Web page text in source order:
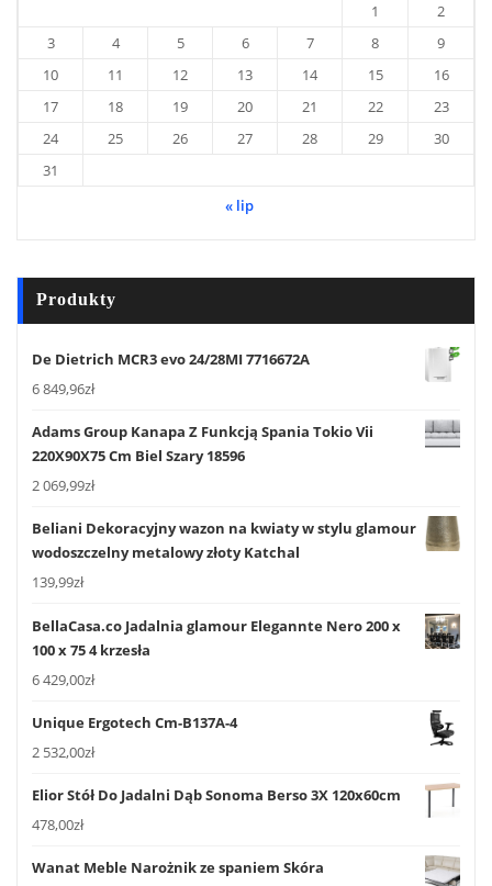
1
2
3
4 5 6 7 8
9
10
11 12 13 14 15
16
17
18 19 20 21 22
23
24
25 26 27 28 29
30
31
« lip
Produkty
De Dietrich MCR3 evo 24/28MI 7716672A
6 849,96zł
Adams Group Kanapa Z Funkcją Spania Tokio Vii
220X90X75 Cm Biel Szary 18596
2 069,99zł
Beliani Dekoracyjny wazon na kwiaty w stylu glamour
wodoszczelny metalowy złoty Katchal
139,99zł
BellaCasa.co Jadalnia glamour Elegannte Nero 200 x
100 x 75 4 krzesła
6 429,00zł
Unique Ergotech Cm-B137A-4
2 532,00zł
Elior Stół Do Jadalni Dąb Sonoma Berso 3X 120x60cm
478,00zł
Wanat Meble Narożnik ze spaniem Skóra